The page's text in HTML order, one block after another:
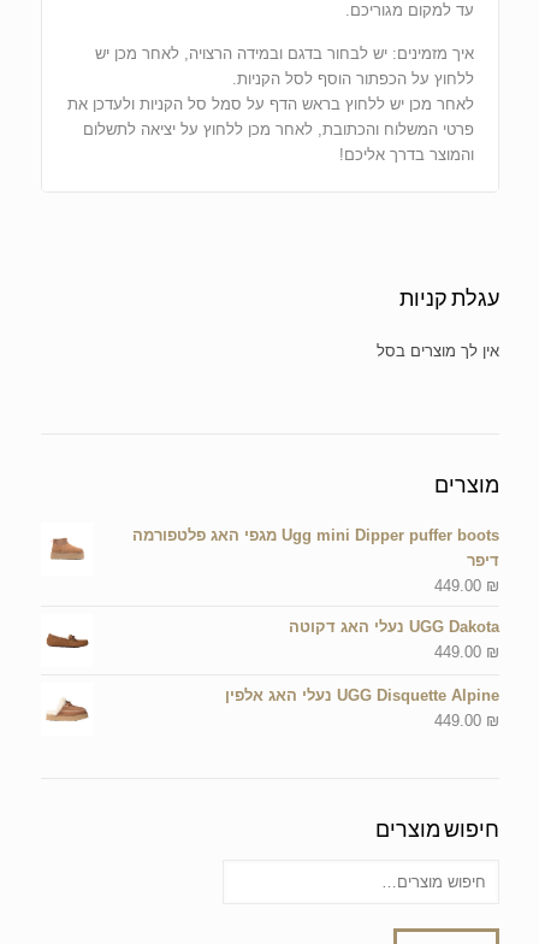
עד למקום מגוריכם.
איך מזמינים: יש לבחור בדגם ובמידה הרצויה, לאחר מכן יש
ללחוץ על הכפתור הוסף לסל הקניות.
לאחר מכן יש ללחוץ בראש הדף על סמל סל הקניות ולעדכן את
פרטי המשלוח והכתובת, לאחר מכן ללחוץ על יציאה לתשלום
והמוצר בדרך אליכם!
עגלת קניות
מוצרים
Ugg mini Dipper puffer boots מגפי האג פלטפורמה
דיפר
449.00 ₪
UGG Dakota נעלי האג דקוטה
449.00 ₪
UGG Disquette Alpine נעלי האג אלפין
449.00 ₪
חיפוש מוצרים